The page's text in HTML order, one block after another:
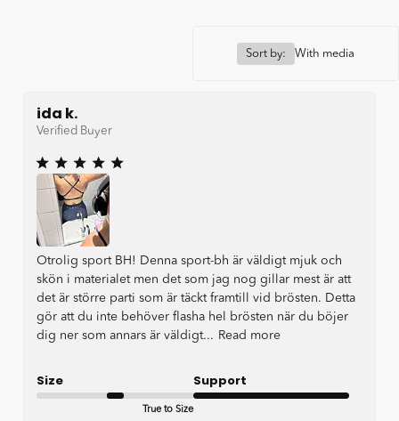
Sort by: With media
ida k.
Verified Buyer
Otrolig sport BH! Denna sport-bh är väldigt mjuk och
skön i materialet men det som jag nog gillar mest är att
det är större parti som är täckt framtill vid brösten. Detta
gör att du inte behöver flasha hel brösten när du böjer
dig ner som annars är väldigt... Read more
Size
True to Size
Support